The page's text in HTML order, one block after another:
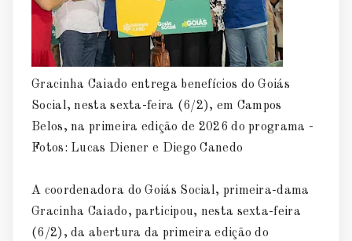
Gracinha Caiado entrega benefícios do Goiás
Social, nesta sexta-feira (6/2), em Campos
Belos, na primeira edição de 2026 do programa -
Fotos: Lucas Diener e Diego Canedo
A coordenadora do Goiás Social, primeira-dama
Gracinha Caiado, participou, nesta sexta-feira
(6/2), da abertura da primeira edição do